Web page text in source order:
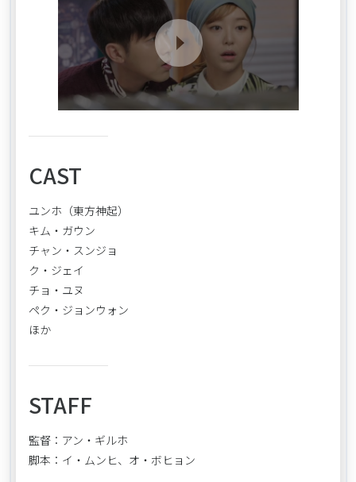
CAST
ユンホ（東方神起）
キム・ガウン
チャン・スンジョ
ク・ジェイ
チョ・ユヌ
ペク・ジョンウォン
ほか
STAFF
監督：アン・ギルホ
脚本：イ・ムンヒ、オ・ボヒョン